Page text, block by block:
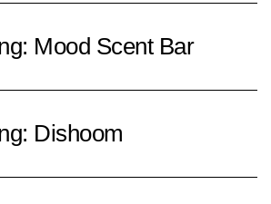
Mood Scent Bar
Dishoom